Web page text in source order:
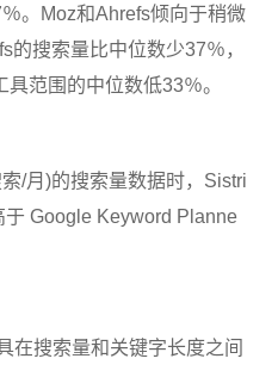
。Moz和Ahrefs倾向于稍微
搜索量比中位数少37％，
范围的中位数低33％。
/月)的搜索量数据时，Sistri
Google Keyword Planne
在搜索量和关键字长度之间